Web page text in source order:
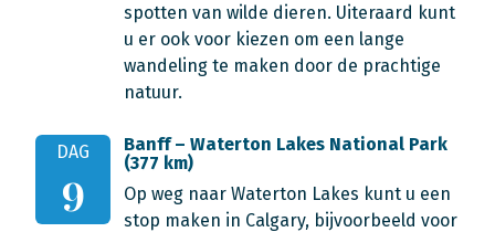
spotten van wilde dieren. Uiteraard kunt
u er ook voor kiezen om een lange
wandeling te maken door de prachtige
natuur.
DAG
9
Banff – Waterton Lakes National Park
(377 km)
Op weg naar Waterton Lakes kunt u een
stop maken in Calgary, bijvoorbeeld voor